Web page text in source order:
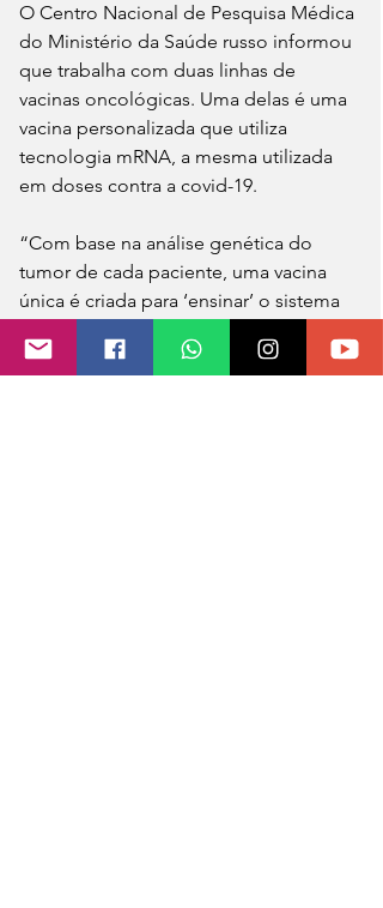
O Centro Nacional de Pesquisa Médica
do Ministério da Saúde russo informou
que trabalha com duas linhas de
vacinas oncológicas. Uma delas é uma
vacina personalizada que utiliza
tecnologia mRNA, a mesma utilizada
em doses contra a covid-19.
“Com base na análise genética do
tumor de cada paciente, uma vacina
única é criada para ‘ensinar’ o sistema
cancerígenas”, detalhou o centro de